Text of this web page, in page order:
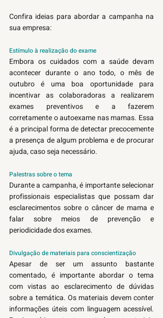
Confira ideias para abordar a campanha na
sua empresa:
Estímulo à realização do exame
Embora os cuidados com a saúde devam
acontecer durante o ano todo, o mês de
outubro é uma boa oportunidade para
incentivar as colaboradoras a realizarem
exames preventivos e a fazerem
corretamente o autoexame nas mamas. Essa
é a principal forma de detectar precocemente
a presença de algum problema e de procurar
ajuda, caso seja necessário.
Palestras sobre o tema
Durante a campanha, é importante selecionar
profissionais especialistas que possam dar
esclarecimentos sobre o câncer de mama e
falar sobre meios de prevenção e
periodicidade dos exames.
Divulgação de materiais para conscientização
Apesar de ser um assunto bastante
comentado, é importante abordar o tema
com vistas ao esclarecimento de dúvidas
sobre a temática. Os materiais devem conter
informações úteis com linguagem acessível.